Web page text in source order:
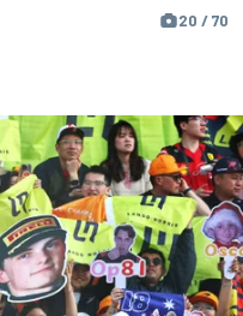
20 / 70